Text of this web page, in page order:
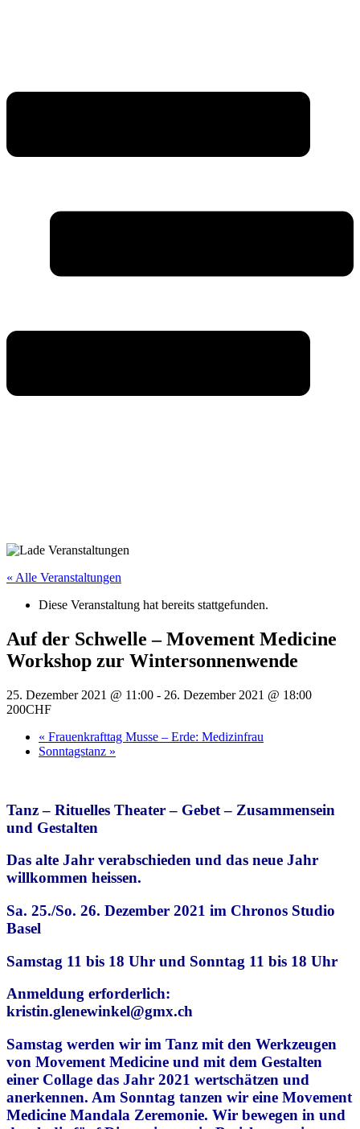
« Alle Veranstaltungen
Diese Veranstaltung hat bereits stattgefunden.
Auf der Schwelle – Movement Medicine
Workshop zur Wintersonnenwende
25. Dezember 2021 @ 11:00 - 26. Dezember 2021 @ 18:00
200CHF
« Frauenkrafttag Musse – Erde: Medizinfrau
Sonntagstanz »
Tanz – Rituelles Theater – Gebet – Zusammensein
und Gestalten
Das alte Jahr verabschieden und das neue Jahr
willkommen heissen.
Sa. 25./So. 26. Dezember 2021 im Chronos Studio
Basel
Samstag 11 bis 18 Uhr und Sonntag 11 bis 18 Uhr
Anmeldung erforderlich:
kristin.glenewinkel@gmx.ch
Samstag werden wir im Tanz mit den Werkzeugen
von Movement Medicine und mit dem Gestalten
einer Collage das Jahr 2021 wertschätzen und
anerkennen. Am Sonntag tanzen wir eine Movement
Medicine Mandala Zeremonie. Wir bewegen in und